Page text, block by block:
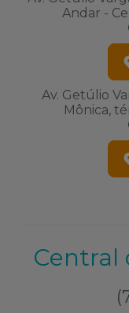
Andar -
Av. Getúlio
Mônica,
Central